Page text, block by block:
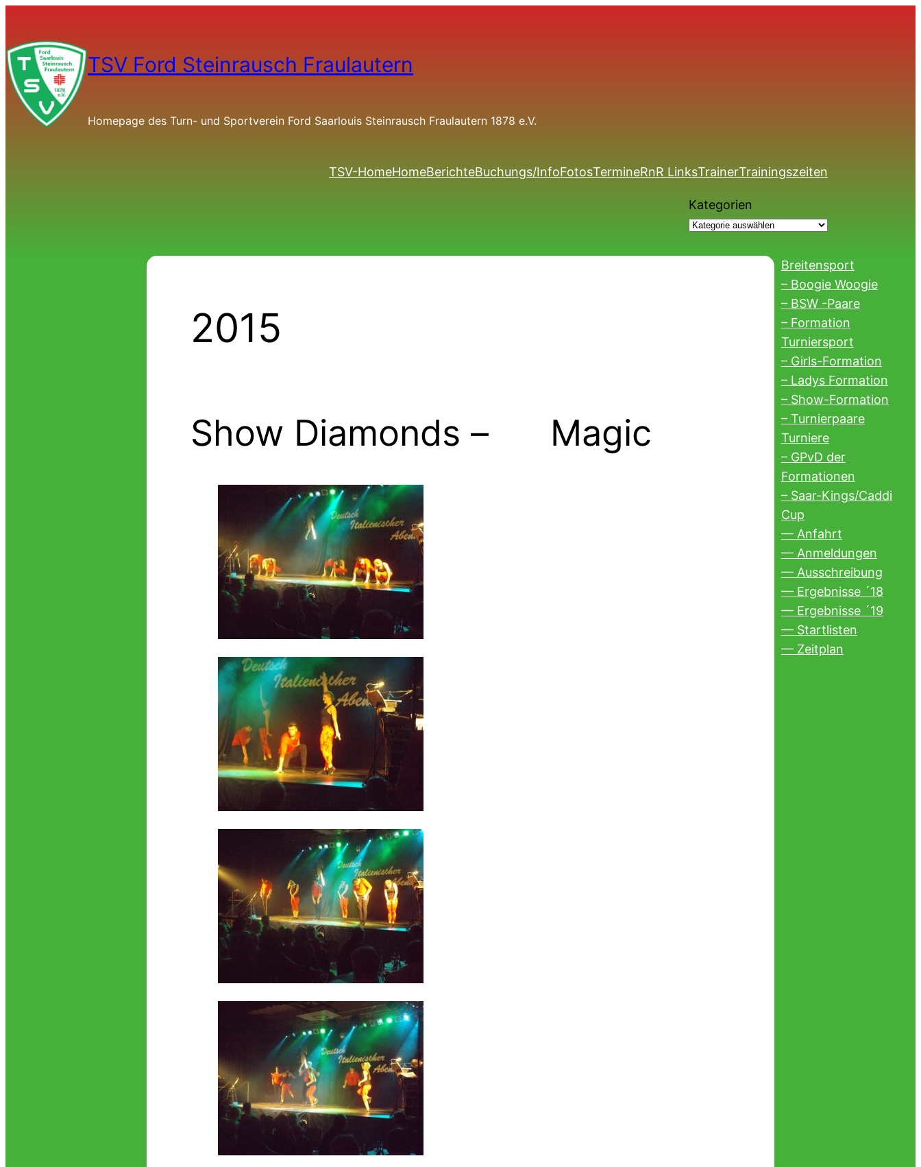
TSV Ford Steinrausch Fraulautern
Homepage des Turn- und Sportverein Ford Saarlouis Steinrausch Fraulautern 1878 e.V.
TSV-HomeHomeBerichteBuchungs/InfoFotosTermineRnR LinksTrainerTrainingszeiten
Kategorien
2015
Show Diamonds – Magic
Breitensport
– Boogie Woogie
– BSW -Paare
– Formation
Turniersport
– Girls-Formation
– Ladys Formation
– Show-Formation
– Turnierpaare
Turniere
– GPvD der
Formationen
– Saar-Kings/Caddi
Cup
— Anfahrt
— Anmeldungen
— Ausschreibung
— Ergebnisse ´18
— Ergebnisse ´19
— Startlisten
— Zeitplan